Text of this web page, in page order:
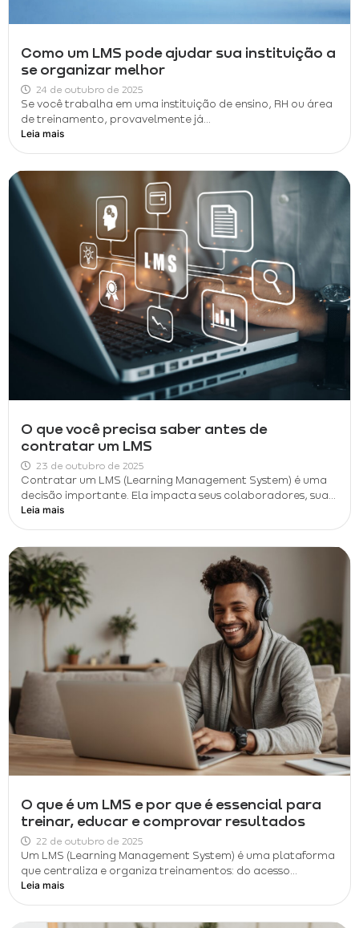
Como um LMS pode ajudar sua instituição a
se organizar melhor
24 de outubro de 2025
Se você trabalha em uma instituição de ensino, RH ou área
de treinamento, provavelmente já...
Leia mais
O que você precisa saber antes de
contratar um LMS
23 de outubro de 2025
Contratar um LMS (Learning Management System) é uma
decisão importante. Ela impacta seus colaboradores, sua...
Leia mais
O que é um LMS e por que é essencial para
treinar, educar e comprovar resultados
22 de outubro de 2025
Um LMS (Learning Management System) é uma plataforma
que centraliza e organiza treinamentos: do acesso...
Leia mais